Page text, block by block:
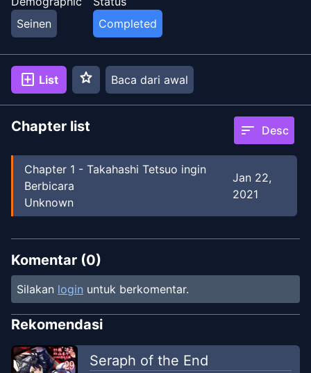
Seinen
Completed
add_box List star Baca dari awal
Chapter list sort Desc
Chapter 1 -Takahashi Tetsuo ingin
Berbicara
Unknown
Jan 22,
2021
Komentar (0)
Silakan login untuk berkomentar.
Rekomendasi
Seraph of the End